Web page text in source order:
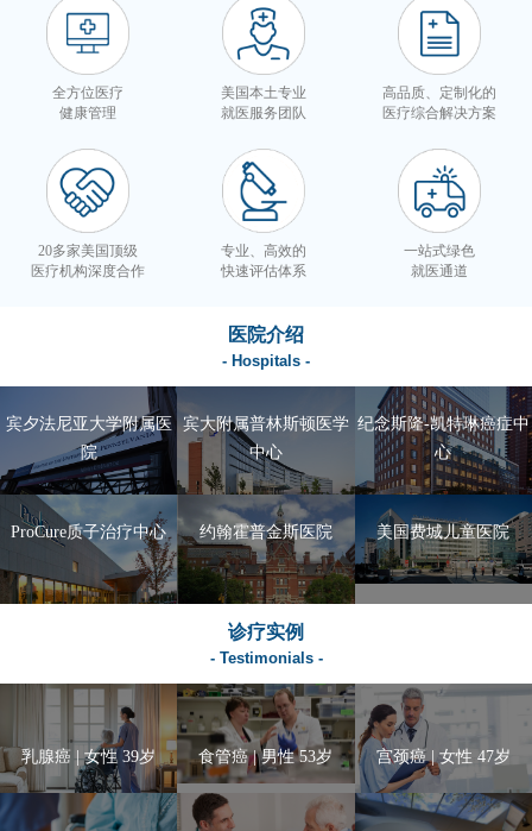
全方位医疗
健康管理
美国本土专业
就医服务团队
高品质、定制化的
医疗综合解决方案
20多家美国顶级
医疗机构深度合作
专业、高效的
快速评估体系
一站式绿色
就医通道
医院介绍
- Hospitals -
宾夕法尼亚大学附属医
院
宾大附属普林斯顿医学
中心
纪念斯隆-凯特琳癌症中
心
ProCure质子治疗中心 约翰霍普金斯医院 美国费城儿童医院
诊疗实例
- Testimonials -
乳腺癌 | 女性 39岁 食管癌 | 男性 53岁 宫颈癌 | 女性 47岁